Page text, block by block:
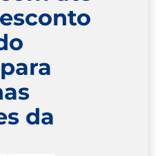
da